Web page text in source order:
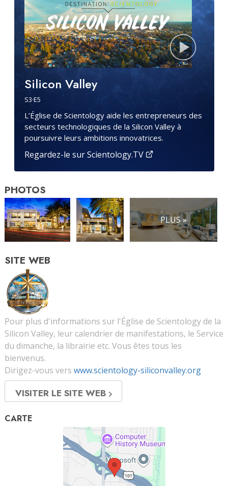
Silicon Valley
S3·E5
L’Église de Scientology aide les entrepreneurs des
secteurs technologiques de la Silicon Valley à
poursuivre leurs ambitions innovatrices.
Regardez-le sur Scientology.TV
PHOTOS
PLUS »
SITE WEB
Pour plus d'informations sur l'Église de Scientology de la
Silicon Valley, leur calendrier de manifestations, le Service
du dimanche, la librairie etc. Vous êtes tous les
bienvenus.
Dirigez-vous vers www.scientology-siliconvalley.org
VISITER LE SITE WEB
CARTE